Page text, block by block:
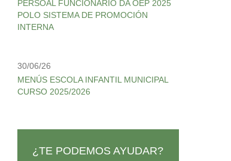
PERSOAL FUNCIONARIO DA OEP 2025
POLO SISTEMA DE PROMOCIÓN
INTERNA
30/06/26
MENÚS ESCOLA INFANTIL MUNICIPAL
CURSO 2025/2026
¿TE PODEMOS AYUDAR?